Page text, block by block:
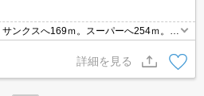
ンクスへ169ｍ。スーパーへ254ｍ。女
詳細を見る